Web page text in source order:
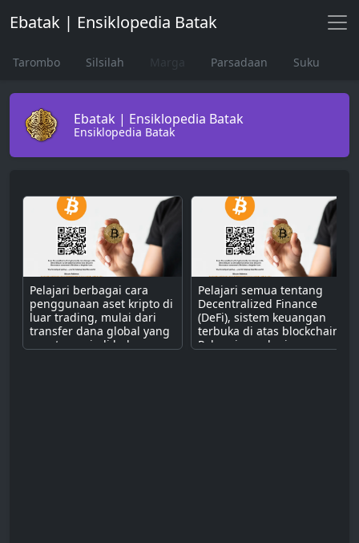
Ebatak | Ensiklopedia Batak
Tarombo Silsilah Parsadaan Suku
Ebatak | Ensiklopedia Batak
Ensiklopedia Batak
Pelajari berbagai cara
penggunaan aset kripto di
luar trading, mulai dari
transfer dana global yang
cepat, menjadi bahan
Pelajari semua tentang
Decentralized Finance
(DeFi), sistem keuangan
terbuka di atas blockchain.
Pahami cara kerjanya